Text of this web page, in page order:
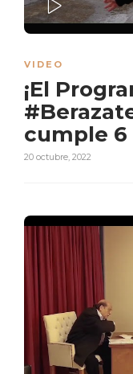
VIDEO
¡El
cumple 6
20 octubre, 2022